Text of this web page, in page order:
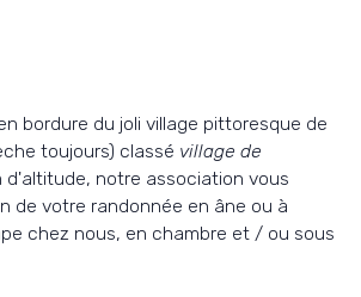
bordure du joli village pittoresque de
toujours) classé village de
d'altitude, notre association vous
de votre randonnée en âne ou à
chez nous, en chambre et / ou sous